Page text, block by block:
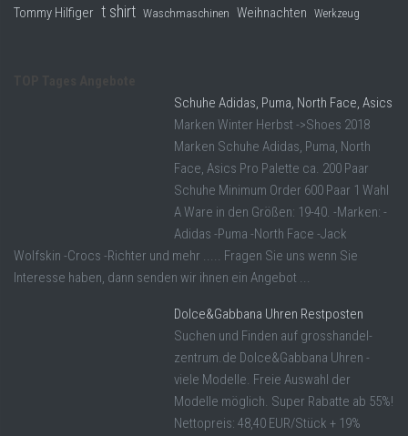
Tommy Hilfiger t shirt Waschmaschinen Weihnachten Werkzeug
Schuhe Adidas, Puma, North Face, Asics
Marken Winter Herbst ->Shoes 2018
Marken Schuhe Adidas, Puma, North
Face, Asics Pro Palette ca. 200 Paar
Schuhe Minimum Order 600 Paar 1 Wahl
A Ware in den Größen: 19-40. -Marken: -
Adidas -Puma -North Face -Jack
Wolfskin -Crocs -Richter und mehr ..... Fragen Sie uns wenn Sie
Interesse haben, dann senden wir ihnen ein Angebot ...
Dolce&Gabbana Uhren Restposten
Suchen und Finden auf grosshandel-
zentrum.de Dolce&Gabbana Uhren -
viele Modelle. Freie Auswahl der
Modelle möglich. Super Rabatte ab 55%!
Nettopreis: 48,40 EUR/Stück + 19%